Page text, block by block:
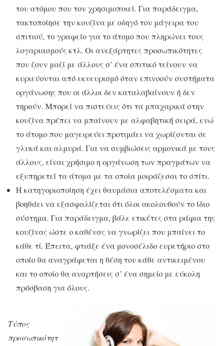
του ατόμου που τον χρησιμοποιεί. Για παράδειγμα,
τακτοποίησε την κουζίνα με οδηγό τον μάγειρα του
σπιτιού, το γραφείο για το άτομο που πληρώνει τους
λογαριασμούς κτλ. Οι ανεξάρτητες προσωπικότητες
που ζουν μαζί με άλλους σ’ ένα σπιτικό τείνουν να
κυριεύονται από εκνευρισμό όταν επινοούν συστήματα
οργάνωσης που οι άλλοι δεν καταλαβαίνουν ή δεν
τηρούν. Μπορεί να πιστεύεις ότι τα μπαχαρικά στην
κουζίνα πρέπει να μπαίνουν με αλφαβητική σειρά, ενώ
το άτομο που μαγειρεύει προτιμάει να χωρίζονται σε
γλυκά και αλμυρά. Για να συμβιώσεις αρμονικά με τους
άλλους, είναι χρήσιμο η οργάνωση των πραγμάτων να
εξυπηρετεί τα άτομα με τα οποία μοιράζεσαι το σπίτι.
Η κατηγοριοποίηση έχει θαυμάσια αποτελέσματα και
βοηθάει να εξασφαλίζεται ότι όλοι ακολουθούν το ίδιο
σύστημα. Για παράδειγμα, βάλε ετικέτες στα ράφια της
κουζίνας ώστε ο καθένας να γνωρίζει που μπαίνει το
κάθε τί. Έπειτα, φτιάξε ένα μονοσέλιδο ευρετήριο στο
οποίο θα αναγράφεται η θέση του κάθε αντικειμένου
και το οποίο θα αναρτήσεις σ’ ένα σημείο με εύκολη
πρόσβαση για όλους.
Τύπος
προσωπικότητ